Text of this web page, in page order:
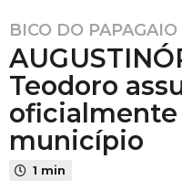
9
m
e
s
e
s
a
BICO DO PAPAGAIO
Teodoro
município
1 min